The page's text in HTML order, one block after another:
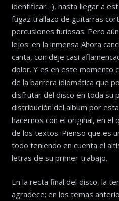
identificar…), hasta llegar a
fugaz trallazo de guitarras
percusiones furiosas. Pero
lejos: en la inmensa Ahora
canta, con deje casi
dolor. Y es en este momento
de la barrera idiomática que
disfrutar del disco en toda su
distribución del album por
hacernos con el original, en el
de los textos. Pienso que es
todo teniendo en cuenta el
letras de su primer trabajo.
En la recta final del disco, la
agradece: en los temas